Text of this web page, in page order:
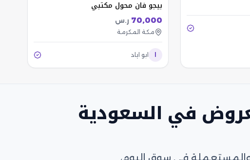
بيجو فان محول مكتبي
70,000 ر.س
مكة المكرمة
ابو اياد
في السعودية